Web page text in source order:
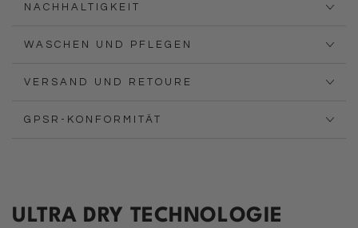
NACHHALTIGKEIT
WASCHEN UND PFLEGEN
VERSAND UND RETOURE
GPSR-KONFORMITÄT
ULTRA DRY TECHNOLOGIE